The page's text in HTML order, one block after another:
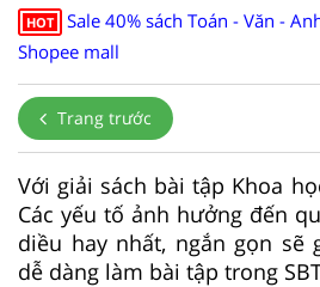
HOT
Sale 40% sách Toán - Văn -
Shopee mall
Trang trước
Với giải sách bài tập Khoa
Các yếu tố ảnh hưởng đến
diều hay nhất, ngắn gọn sẽ
dễ dàng làm bài tập trong